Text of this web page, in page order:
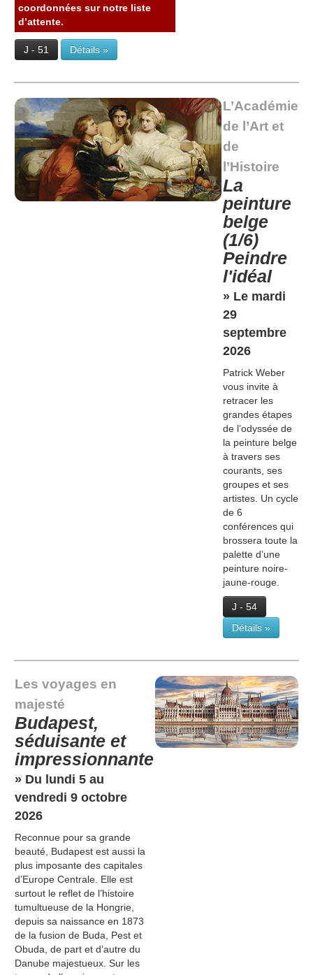
coordonnées sur notre liste
d’attente.
J - 51 Détails »
L’Académie
de l’Art et
de
l’Histoire
La
peinture
belge
(1/6)
Peindre
l'idéal
» Le mardi
29
septembre
2026
Patrick Weber
vous invite à
retracer les
grandes étapes
de l’odyssée de
la peinture belge
à travers ses
courants, ses
groupes et ses
artistes. Un cycle
de 6
conférences qui
brossera toute la
palette d’une
peinture noire-
jaune-rouge.
J - 54
Détails »
Les voyages en
majesté
Budapest,
séduisante et
impressionnante
» Du lundi 5 au
vendredi 9 octobre
2026
Reconnue pour sa grande
beauté, Budapest est aussi la
plus imposante des capitales
d’Europe Centrale. Elle est
surtout le reflet de l’histoire
tumultueuse de la Hongrie,
depuis sa naissance en 1873
de la fusion de Buda, Pest et
Obuda, de part et d’autre du
Danube majestueux. Sur les